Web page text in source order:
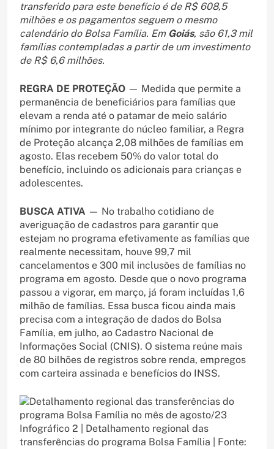
transferido para este benefício é de R$ 608,5
milhões e os pagamentos seguem o mesmo
calendário do Bolsa Família. Em Goiás, são 61,3 mil
famílias contempladas a partir de um investimento
de R$ 6,6 milhões.
REGRA DE PROTEÇÃO — Medida que permite a
permanência de beneficiários para famílias que
elevam a renda até o patamar de meio salário
mínimo por integrante do núcleo familiar, a Regra
de Proteção alcança 2,08 milhões de famílias em
agosto. Elas recebem 50% do valor total do
benefício, incluindo os adicionais para crianças e
adolescentes.
BUSCA ATIVA — No trabalho cotidiano de
averiguação de cadastros para garantir que
estejam no programa efetivamente as famílias que
realmente necessitam, houve 99,7 mil
cancelamentos e 300 mil inclusões de famílias no
programa em agosto. Desde que o novo programa
passou a vigorar, em março, já foram incluídas 1,6
milhão de famílias. Essa busca ficou ainda mais
precisa com a integração de dados do Bolsa
Família, em julho, ao Cadastro Nacional de
Informações Social (CNIS). O sistema reúne mais
de 80 bilhões de registros sobre renda, empregos
com carteira assinada e benefícios do INSS.
Infográfico 2 | Detalhamento regional das
transferências do programa Bolsa Família | Fonte: